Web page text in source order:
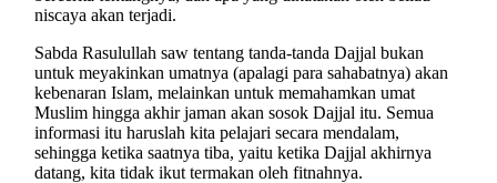
niscaya akan terjadi.
Sabda Rasulullah saw tentang tanda-tanda Dajjal bukan
untuk meyakinkan umatnya (apalagi para sahabatnya) akan
kebenaran Islam, melainkan untuk memahamkan umat
Muslim hingga akhir jaman akan sosok Dajjal itu. Semua
informasi itu haruslah kita pelajari secara mendalam,
sehingga ketika saatnya tiba, yaitu ketika Dajjal akhirnya
datang, kita tidak ikut termakan oleh fitnahnya.